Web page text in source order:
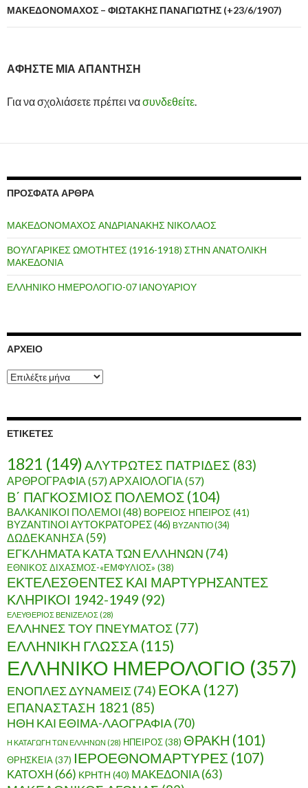
ΜΑΚΕΔΟΝΟΜΑΧΟΣ – ΦΙΩΤΑΚΗΣ ΠΑΝΑΓΙΩΤΗΣ (+23/6/1907)
ΑΦΉΣΤΕ ΜΙΑ ΑΠΆΝΤΗΣΗ
Για να σχολιάσετε πρέπει νασυνδεθείτε
ΠΡΌΣΦΑΤΑ ΆΡΘΡΑ
ΜΑΚΕΔΟΝΟΜΑΧΟΣ ΑΝΔΡΙΑΝΑΚΗΣ ΝΙΚΟΛΑΟΣ
ΒΟΥΛΓΑΡΙΚΕΣ ΩΜΟΤΗΤΕΣ (1916-1918) ΣΤΗΝ ΑΝΑΤΟΛΙΚΗ
ΜΑΚΕΔΟΝΙΑ
ΕΛΛΗΝΙΚΟ ΗΜΕΡΟΛΟΓΙΟ-07 ΙΑΝΟΥΑΡΙΟΥ
ΑΡΧΕΊΟ
Α
ρ
ο
ΕΤΙΚΈΤΕΣ
1821 (149)ΑΛΥΤΡΩΤΕΣ ΠΑΤΡΙΔΕΣ (83)
ΑΡΘΡΟΓΡΑΦΙΑ (57) ΑΡΧΑΙΟΛΟΓΙΑ (57)
Β΄ ΠΑΓΚΟΣΜΙΟΣ ΠΟΛΕΜΟΣ (104)
ΒΑΛΚΑΝΙΚΟΙ ΠΟΛΕΜΟΙ (48) ΒΟΡΕΙΟΣ ΗΠΕΙΡΟΣ (41)
ΒΥΖΑΝΤΙΝΟΙ ΑΥΤΟΚΡΑΤΟΡΕΣ(46) ΒΥΖΑΝΤΙΟ(34)
ΔΩΔΕΚΑΝΗΣΑ (59)
ΕΓΚΛΗΜΑΤΑ ΚΑΤΑ ΤΩΝ ΕΛΛΗΝΩΝ (74)
ΕΘΝΙΚΟΣ ΔΙΧΑΣΜΟΣ-«ΕΜΦΥΛΙΟΣ» (38)
ΕΚΤΕΛΕΣΘΕΝΤΕΣ ΚΑΙ ΜΑΡΤΥΡΗΣΑΝΤΕΣ
ΚΛΗΡΙΚΟΙ 1942-1949 (92)
ΕΛΕΥΘΕΡΙΟΣ ΒΕΝΙΖΕΛΟΣ (28)
ΕΛΛΗΝΕΣ ΤΟΥ ΠΝΕΥΜΑΤΟΣ (77)
ΕΛΛΗΝΙΚΗ ΓΛΩΣΣΑ (115)
ΕΛΛΗΝΙΚΟ ΗΜΕΡΟΛΟΓΙΟ (357)
ΕΝΟΠΛΕΣ ΔΥΝΑΜΕΙΣ(74) ΕΟΚΑ (127)
ΕΠΑΝΑΣΤΑΣΗ 1821 (85)
ΗΘΗ ΚΑΙ ΕΘΙΜΑ-ΛΑΟΓΡΑΦΙΑ(70)
Η ΚΑΤΑΓΩΓΗ ΤΩΝ ΕΛΛΗΝΩΝ (28) ΗΠΕΙΡΟΣ(38) ΘΡΑΚΗ (101)
ΘΡΗΣΚΕΙΑ(37) ΙΕΡΟΕΘΝΟΜΑΡΤΥΡΕΣ (107)
ΚΑΤΟΧΗ (66) ΚΡΗΤΗ (40) ΜΑΚΕΔΟΝΙΑ(63)